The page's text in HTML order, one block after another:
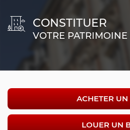
CONSTITUER
VOTRE
ACHETER
LOUER UN